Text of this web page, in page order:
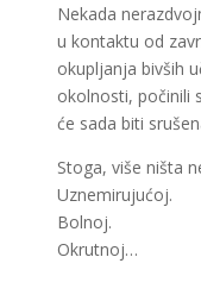
Nekada
u kontaktu od
okupljanja bivših
okolnosti, počinili
će sada biti
Stoga, više ništa
Uznemirujućoj.
Bolnoj.
Okrutnoj…